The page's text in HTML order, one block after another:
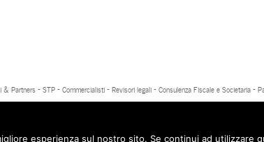
& Partners - STP - Commercialisti - Revisori legali - Consulenza Fiscale e Societaria -
esperienza sul nostro sito. Se continui ad utilizzare